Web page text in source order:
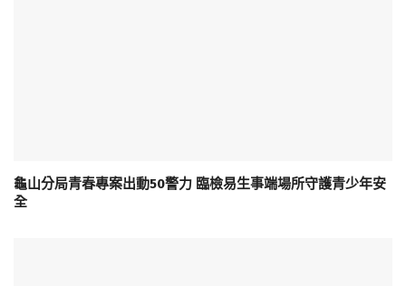
龜山分局青春專案出動50警力 臨檢易生事端場所守護青少年安
全